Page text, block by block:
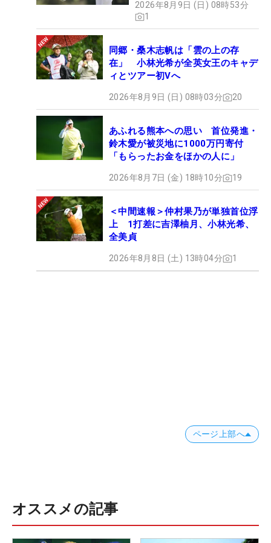
2026年8月9日 (日) 08時53分
1
同郷・桑木志帆は「雲の上の存
在」 小林光希が全英女王のキャデ
ィとツアー初Vへ
2026年8月9日 (日) 08時03分 20
あふれる熊本への思い 首位発進・
鈴木愛が被災地に1000万円寄付
「もらったお金をほかの人に」
2026年8月7日 (金) 18時10分 19
＜中間速報＞仲村果乃が単独首位浮
上 1打差に吉澤柚月、小林光希、
全美貞
2026年8月8日 (土) 13時04分 1
ページ上部へ
オススメの記事